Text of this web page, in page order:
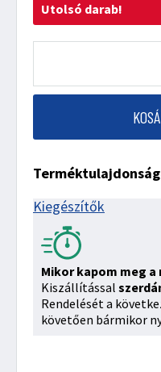
Utolsó darab!
Kiegészítők
Mikor kapom meg a
Kiszállítással
Rendelését a
követően bármikor